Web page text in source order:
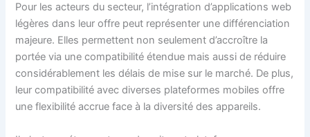
Pour les acteurs du secteur, l’intégration d’applications web
légères dans leur offre peut représenter une différenciation
majeure. Elles permettent non seulement d’accroître la
portée via une compatibilité étendue mais aussi de réduire
considérablement les délais de mise sur le marché. De plus,
leur compatibilité avec diverses plateformes mobiles offre
une flexibilité accrue face à la diversité des appareils.